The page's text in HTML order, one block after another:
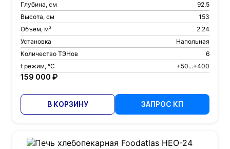
Глубина, см
92.5
Высота, см
153
Объем, м³
2.24
Установка
Напольная
Количество ТЭНов
6
t режим, °С
+50...+400
159 000 ₽
В КОРЗИНУ ЗАПРОС КП